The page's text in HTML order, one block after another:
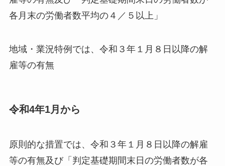
各月末の労働者数平均の４／５以上」
地域・業況特例では、令和３年１月８日以降の解
雇等の有無
令和4年1月から
原則的な措置では、令和３年１月８日以降の解雇
等の有無及び「判定基礎期間末日の労働者数が各